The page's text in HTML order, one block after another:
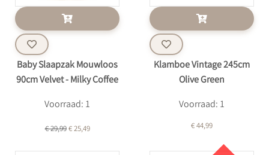
Baby Slaapzak Mouwloos
90cm Velvet - Milky Coffee
Voorraad: 1
€ 29,99€ 25,49
Klamboe Vintage 245cm
Olive Green
Voorraad: 1
€ 44,99